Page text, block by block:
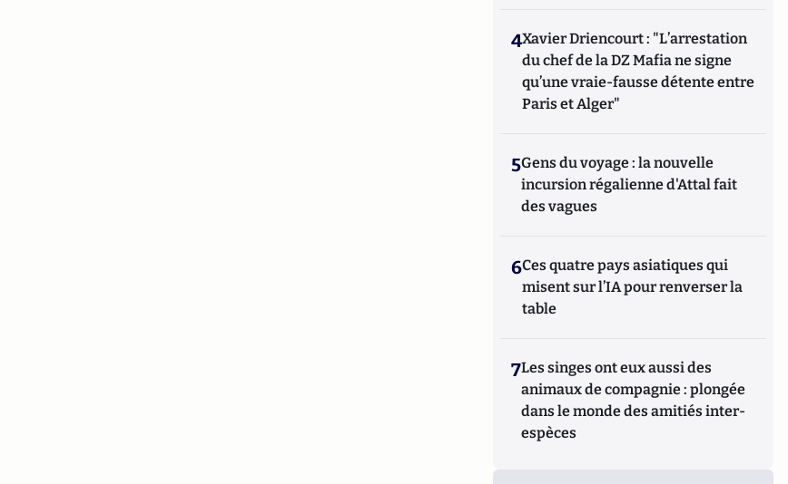
4Xavier Driencourt : "L’arrestation
du chef de la DZ Mafia ne signe
qu’une vraie-fausse détente entre
Paris et Alger"
5Gens du voyage : la nouvelle
incursion régalienne d'Attal fait
des vagues
6Ces quatre pays asiatiques qui
misent sur l’IA pour renverser la
table
7Les singes ont eux aussi des
animaux de compagnie : plongée
dans le monde des amitiés inter-
espèces